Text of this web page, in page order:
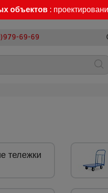
объектов :
69-69
тележки